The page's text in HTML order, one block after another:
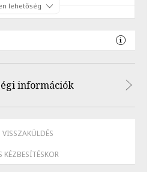
lehetőség
információk
KÉZBESÍTÉSKOR